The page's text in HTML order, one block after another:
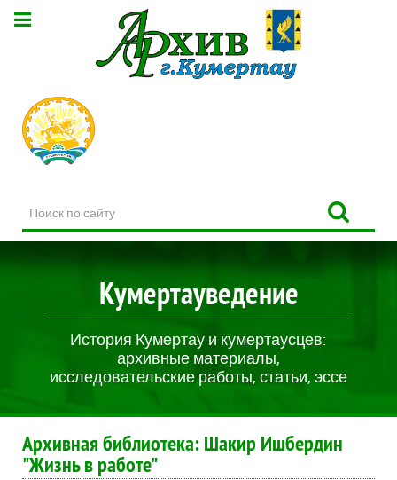
по
сайту
Кумертауведение
История Кумертау и кумертаусцев:
архивные материалы,
исследовательские работы, статьи, эссе
Архивная библиотека: Шакир Ишбердин
"Жизнь в работе"